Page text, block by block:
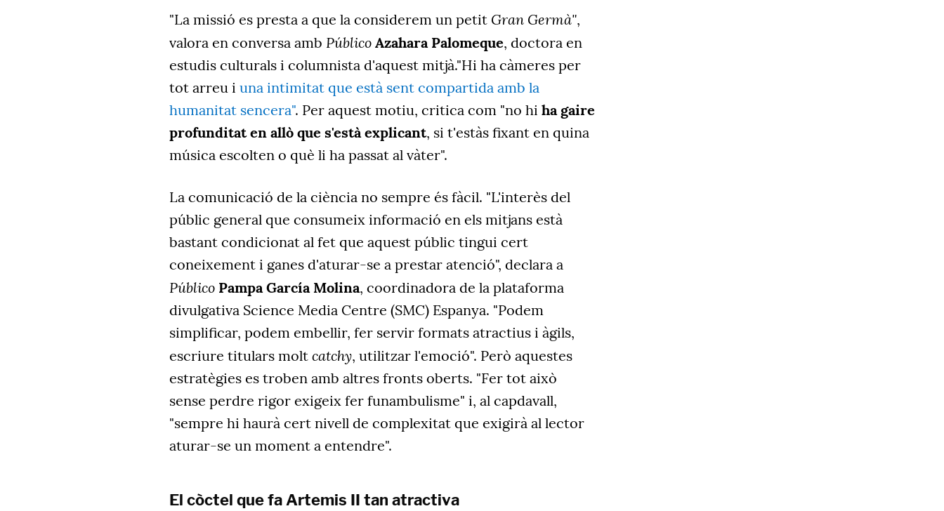
"La missió es presta a que la considerem un petit Gran Germà",
valora en conversa amb Público Azahara Palomeque, doctora en
estudis culturals i columnista d'aquest mitjà."Hi ha càmeres per
tot arreu i una intimitat que està sent compartida amb la
humanitat sencera". Per aquest motiu, critica com "no hi ha gaire
profunditat en allò que s'està explicant, si t'estàs fixant en quina
música escolten o què li ha passat al vàter".
La comunicació de la ciència no sempre és fàcil. "L'interès del
públic general que consumeix informació en els mitjans està
bastant condicionat al fet que aquest públic tingui cert
coneixement i ganes d'aturar-se a prestar atenció", declara a
Público Pampa García Molina, coordinadora de la plataforma
divulgativa Science Media Centre (SMC) Espanya. "Podem
simplificar, podem embellir, fer servir formats atractius i àgils,
escriure titulars molt catchy, utilitzar l'emoció". Però aquestes
estratègies es troben amb altres fronts oberts. "Fer tot això
sense perdre rigor exigeix fer funambulisme" i, al capdavall,
"sempre hi haurà cert nivell de complexitat que exigirà al lector
aturar-se un moment a entendre".
El còctel que fa Artemis II tan atractiva